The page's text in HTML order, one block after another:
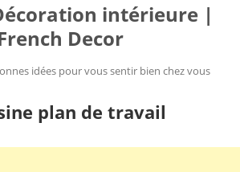
intérieure |
Decor
idées pour vous sentir bien chez vous
plan de travail